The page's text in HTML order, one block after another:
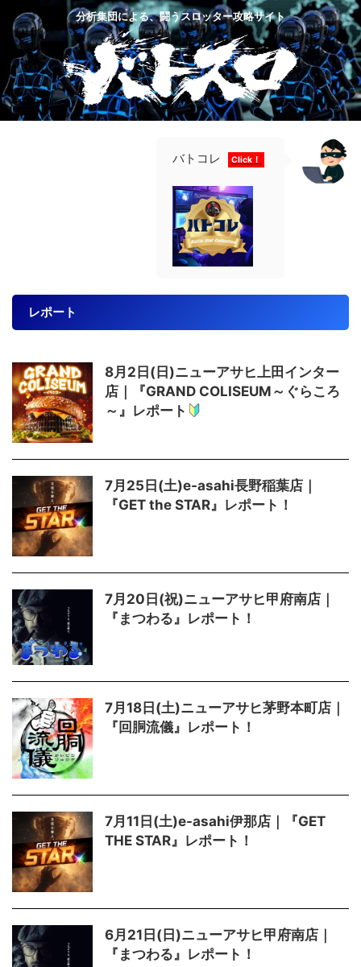
分析集団による、闘うスロッター攻略サイト
バトコレ Click！
レポート
8月2日(日)ニューアサヒ上田インター
店｜『GRAND COLISEUM～ぐらころ
～』レポート
7月25日(土)e-asahi長野稲葉店｜
『GET the STAR』レポート！
7月20日(祝)ニューアサヒ甲府南店｜
『まつわる』レポート！
7月18日(土)ニューアサヒ茅野本町店｜
『回胴流儀』レポート！
7月11日(土)e-asahi伊那店｜『GET
THE STAR』レポート！
6月21日(日)ニューアサヒ甲府南店｜
『まつわる』レポート！